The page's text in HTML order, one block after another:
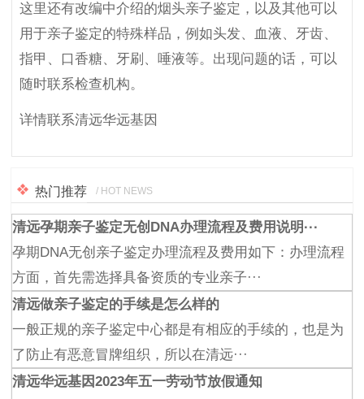
这里还有改编中介绍的烟头亲子鉴定，以及其他可以
用于亲子鉴定的特殊样品，例如头发、血液、牙齿、
指甲、口香糖、牙刷、唾液等。出现问题的话，可以
随时联系检查机构。
详情联系清远华远基因
热门推荐 / HOT NEWS
清远孕期亲子鉴定无创DNA办理流程及费用说明···
孕期DNA无创亲子鉴定办理流程及费用如下：办理流程
方面，首先需选择具备资质的专业亲子···
清远做亲子鉴定的手续是怎么样的
一般正规的亲子鉴定中心都是有相应的手续的，也是为
了防止有恶意冒牌组织，所以在清远···
清远华远基因2023年五一劳动节放假通知